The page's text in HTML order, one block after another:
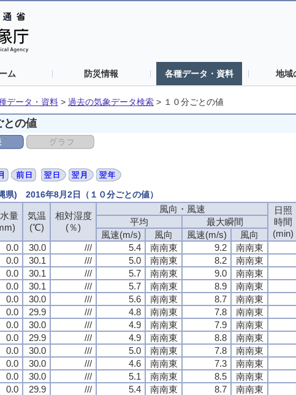
ム 防災情報 各種データ・資料 地域
データ・資料 > 過去の気象データ検索 > １０分ごとの値
との値
県) 2016年8月2日（１０分ごとの値）
量
気温
(℃)
相対湿度
(％)
風向・風速
日照
時間
(min)
平均
最大瞬間
風速(m/s)
風向 風速(m/s)
風向
0.0 30.0 /// 5.4 南南東 9.2
南南東
0.0 30.1 /// 5.0 南南東 8.2
南南東
0.0 30.1 /// 5.7 南南東 9.0
南南東
0.0 30.1 /// 5.7 南南東 8.9
南南東
0.0 30.0 /// 5.6 南南東 8.7
南南東
0.0 29.9 /// 4.8 南南東 7.8
南南東
0.0 30.0 /// 4.9 南南東 7.9
南南東
0.0 29.9 /// 4.9 南南東 8.8
南南東
0.0 30.0 /// 5.0 南南東 7.8
南南東
0.0 30.0 /// 4.6 南南東 7.3
南南東
0.0 30.0 /// 5.1 南南東 8.5
南南東
0.0 29.9 /// 5.4 南南東 8.7
南南東